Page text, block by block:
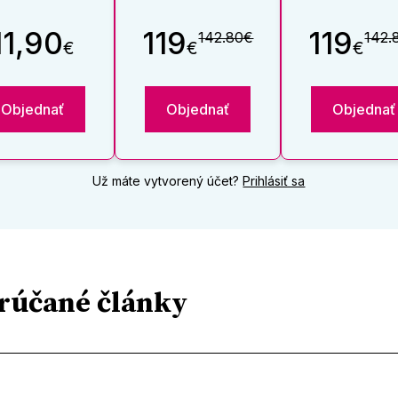
€
Objednať
119€142.80€
Objednať
119€
Objednať
Už máte vytvorený účet?Prihlásiť sa
články